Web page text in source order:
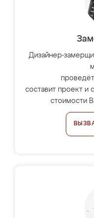
Дизайнер-
составит проект и
стоимости